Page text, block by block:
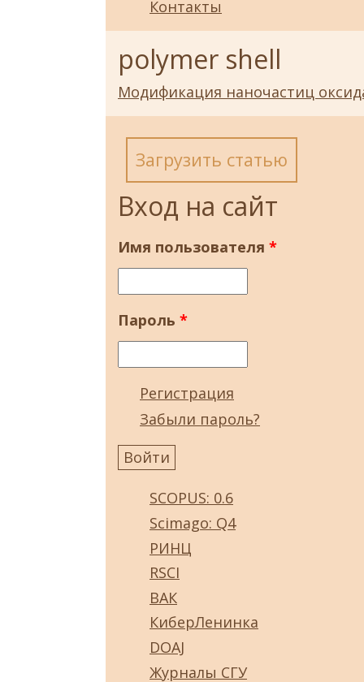
Контакты
polymer shell
Модификация наночастиц
Загрузить статью
Вход на сайт
Имя пользователя *
Пароль *
Регистрация
Забыли пароль?
SCOPUS: 0.6
Scimago: Q4
РИНЦ
RSCI
ВАК
КиберЛенинка
DOAJ
Журналы СГУ